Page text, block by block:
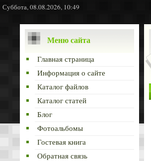
Суббота, 08.08.2026, 10:49
Меню сайта
Главная страница
Информация о сайте
Каталог файлов
Каталог статей
Блог
Фотоальбомы
Гостевая книга
Обратная связь